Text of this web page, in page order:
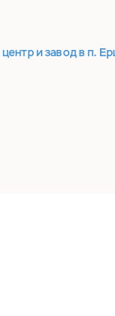
и завод в п.